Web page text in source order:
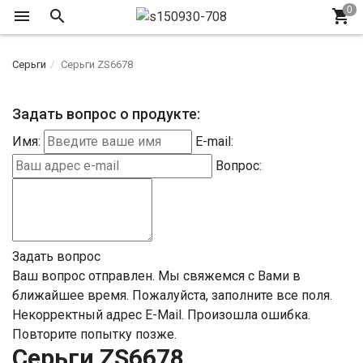
Серьги Серьги ZS6678
Задать вопрос о продукте:
Имя:
E-mail:
Вопрос:
Задать вопрос
Ваш вопрос отправлен. Мы свяжемся с Вами в
ближайшее время. Пожалуйста, заполните все поля.
Некорректный адрес E-Mail. Произошла ошибка.
Повторите попытку позже.